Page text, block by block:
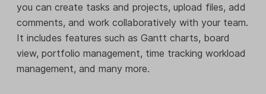
you can create tasks and projects, upload files, add
comments, and work collaboratively with your team.
It includes features such as Gantt charts, board
view, portfolio management, time tracking workload
management, and many more.